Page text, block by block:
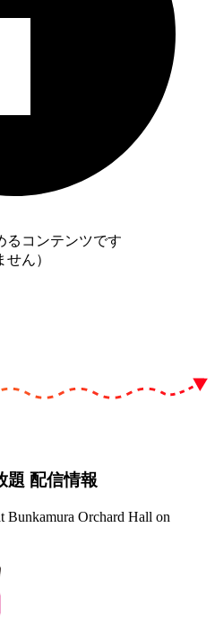
るコンテンツです
ん）
題 配信情報
Orchard Hall on